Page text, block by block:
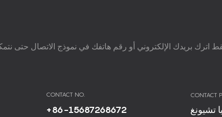
CONTACT NO.
+86-15687268672
CONTACT
تشيونغ